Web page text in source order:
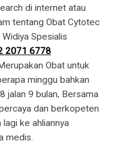
di internet atau
tentang Obat Cytotec
Spesialis
2071 6778
Obat untuk
minggu bahkan
jalan 9 bulan, Bersama
dan berkopeten
ke ahliannya
medis.